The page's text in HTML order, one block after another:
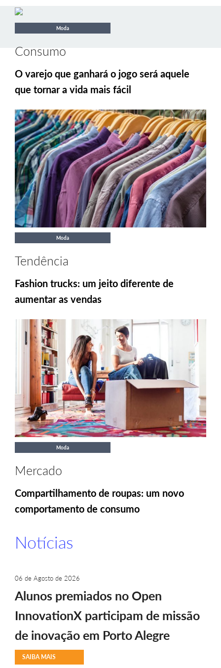
Moda
Consumo
O varejo que ganhará o jogo será aquele
que tornar a vida mais fácil
Moda
Tendência
Fashion trucks: um jeito diferente de
aumentar as vendas
Moda
Mercado
Compartilhamento de roupas: um novo
comportamento de consumo
Notícias
06 de Agosto de 2026
Alunos premiados no Open
InnovationX participam de missão
de inovação em Porto Alegre
SAIBA MAIS